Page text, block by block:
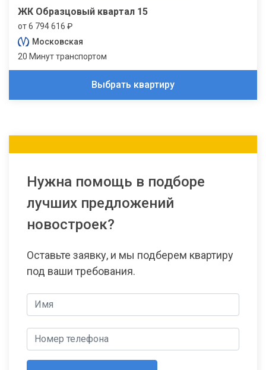
ЖК Образцовый квартал 15
от 6 794 616 ₽
Московская
20 Минут транспортом
Выбрать квартиру
Нужна помощь в подборе
лучших предложений
новостроек?
Оставьте заявку, и мы подберем квартиру
под ваши требования.